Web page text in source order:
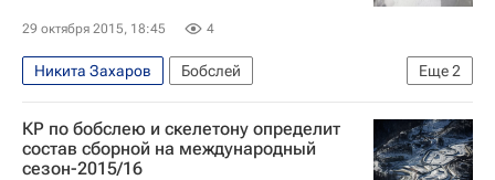
29 октября 2015, 18:45 4
Еще2
Никита Захаров
Бобслей
Кубок мира по бобслею
Максим Мокроусов
КР по бобслею и скелетону определит
состав сборной на международный
сезон-2015/16